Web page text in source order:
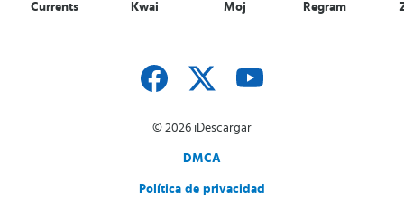
Currents Kwai Moj Regram
© 2026 iDescargar
DMCA
Política de privacidad